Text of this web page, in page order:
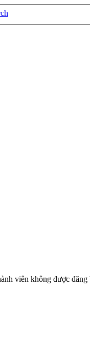
viên không được